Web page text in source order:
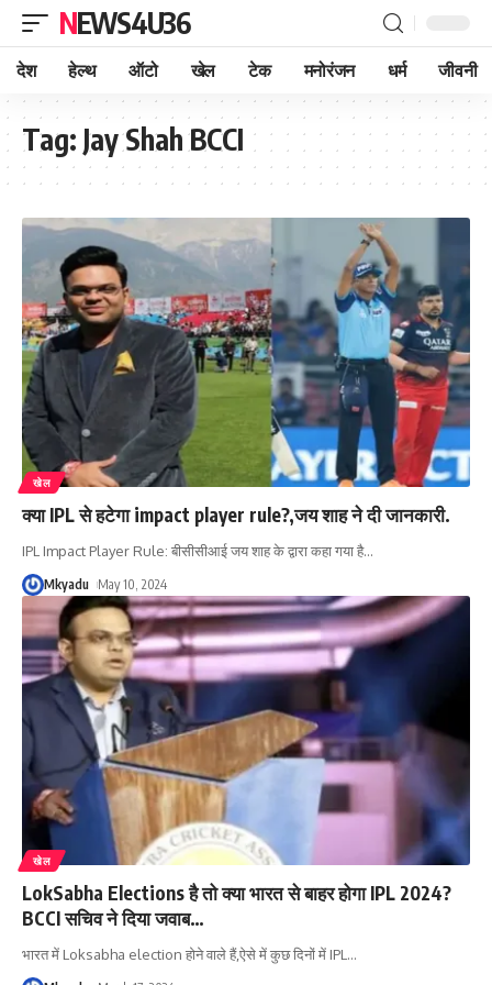
NEWS4U36
देश हेल्थ ऑटो खेल टेक मनोरंजन धर्म जीवनी
Tag: Jay Shah BCCI
खेल
क्या IPL से हटेगा impact player rule?,जय शाह ने दी जानकारी.
IPL Impact Player Rule: बीसीसीआई जय शाह के द्वारा कहा गया है…
Mkyadu May 10, 2024
खेल
LokSabha Elections है तो क्या भारत से बाहर होगा IPL 2024?
BCCI सचिव ने दिया जवाब…
भारत में Loksabha election होने वाले हैं,ऐसे में कुछ दिनों में IPL …